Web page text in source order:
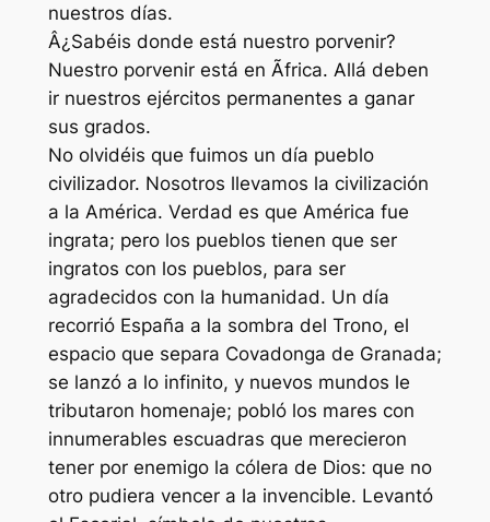
nuestros días.
Â¿Sabéis donde está nuestro porvenir?
Nuestro porvenir está en Ãfrica. Allá deben
ir nuestros ejércitos permanentes a ganar
sus grados.
No olvidéis que fuimos un día pueblo
civilizador. Nosotros llevamos la civilización
a la América. Verdad es que América fue
ingrata; pero los pueblos tienen que ser
ingratos con los pueblos, para ser
agradecidos con la humanidad. Un día
recorrió España a la sombra del Trono, el
espacio que separa Covadonga de Granada;
se lanzó a lo infinito, y nuevos mundos le
tributaron homenaje; pobló los mares con
innumerables escuadras que merecieron
tener por enemigo la cólera de Dios: que no
otro pudiera vencer a la invencible. Levantó